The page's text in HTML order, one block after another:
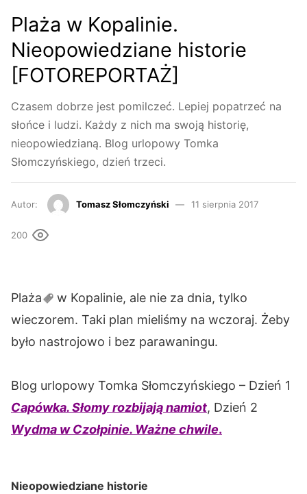
Plaża w Kopalinie.
Nieopowiedziane historie
[FOTOREPORTAŻ]
Czasem dobrze jest pomilczeć. Lepiej popatrzeć na
słońce i ludzi. Każdy z nich ma swoją historię,
nieopowiedzianą. Blog urlopowy Tomka
Słomczyńskiego, dzień trzeci.
Autor: Tomasz Słomczyński 11 sierpnia 2017
200
Plaża
w Kopalinie, ale nie za dnia, tylko
wieczorem. Taki plan mieliśmy na wczoraj. Żeby
było nastrojowo i bez parawaningu.
Blog urlopowy Tomka Słomczyńskiego – Dzień 1
Capówka. Słomy rozbijają namiot, Dzień 2
Wydma w Czołpinie. Ważne chwile.
Nieopowiedziane historie